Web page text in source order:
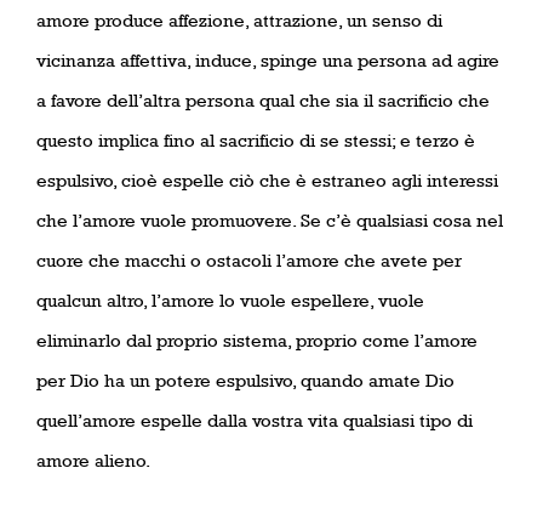
amore produce affezione, attrazione, un senso di
vicinanza affettiva, induce, spinge una persona ad agire
a favore dell’altra persona qual che sia il sacrificio che
questo implica fino al sacrificio di se stessi; e terzo è
espulsivo, cioè espelle ciò che è estraneo agli interessi
che l’amore vuole promuovere. Se c’è qualsiasi cosa nel
cuore che macchi o ostacoli l’amore che avete per
qualcun altro, l’amore lo vuole espellere, vuole
eliminarlo dal proprio sistema, proprio come l’amore
per Dio ha un potere espulsivo, quando amate Dio
quell’amore espelle dalla vostra vita qualsiasi tipo di
amore alieno.